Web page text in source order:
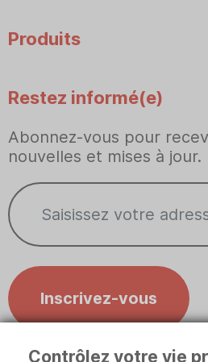
Produits
Restez informé(e)
Abonnez-vous pour
nouvelles et mises à jour.
Inscrivez-vous
Contrôlez votre vie